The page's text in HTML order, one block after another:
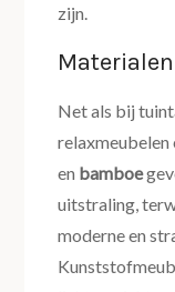
zijn.
Net als bij
en bamboe
uitstraling,
moderne en